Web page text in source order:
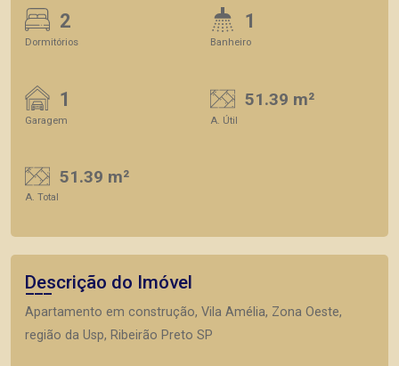
2
Dormitórios
1
Banheiro
1
Garagem
51.39 m²
A. Útil
51.39 m²
A. Total
Descrição do Imóvel
Apartamento em construção, Vila Amélia, Zona Oeste,
região da Usp, Ribeirão Preto SP